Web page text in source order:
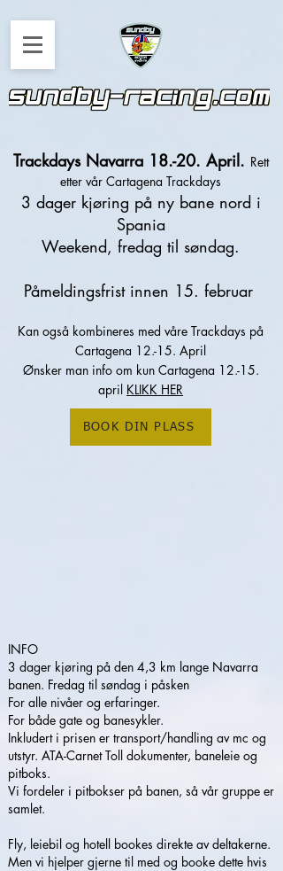
Trackdays Navarra 18.-20. April. Rett
etter vår Cartagena Trackdays
3 dager kjøring på ny bane nord i
Spania
Weekend, fredag til søndag.
Påmeldingsfrist innen 15. februar
Kan også kombineres med våre Trackdays på
Cartagena 12.-15. April
Ønsker man info om kun Cartagena 12.-15.
april KLIKK HER
BOOK DIN PLASS
INFO
3 dager kjøring på den 4,3 km lange Navarra
banen. Fredag til søndag i påsken
For alle nivåer og erfaringer.
For både gate og banesykler.
Inkludert i prisen er transport/handling av mc og
utstyr. ATA-Carnet Toll dokumenter, baneleie og
pitboks.
Vi fordeler i pitbokser på banen, så vår gruppe er
samlet.
Fly, leiebil og hotell bookes direkte av deltakerne.
Men vi hjelper gjerne til med og booke dette hvis